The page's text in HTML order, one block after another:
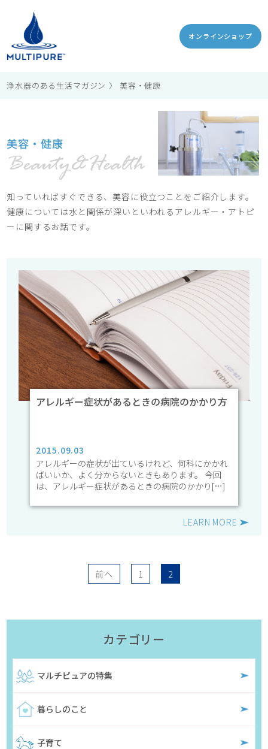
オンラインショップ
浄水器のある生活マガジン 美容・健康
美容・健康
知っていればすぐできる、美容に役立つことをご紹介します。
健康については水と関係が深いといわれるアレルギー・アトピ
ーに関するお話です。
アレルギー症状があるときの病院のかかり方
2015.09.03
アレルギーの症状が出ているけれど、何科にかかれ
ばいいか、よく分からないときもあります。 今回
は、アレルギー症状があるときの病院のかかり[…]
LEARN MORE
前へ 1 2
カテゴリー
マルチピュアの特集
暮らしのこと
子育て